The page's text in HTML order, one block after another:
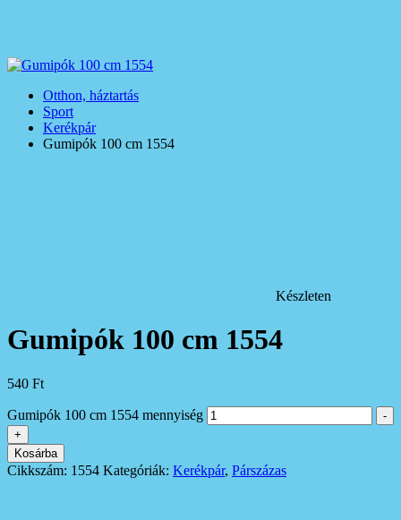
Otthon, háztartás
Sport
Kerékpár
Gumipók 100 cm 1554
Készleten
Gumipók 100 cm 1554
540 Ft
Gumipók 100 cm 1554 mennyiség
-
+
Kosárba
Cikkszám: 1554 Kategóriák: Kerékpár, Párszázas